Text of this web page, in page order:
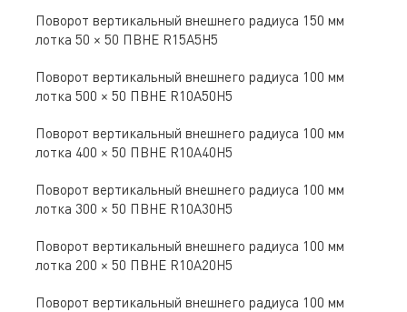
Поворот вертикальный внешнего радиуса 150 мм
лотка 50 × 50 ПВНЕ R15A5H5
Поворот вертикальный внешнего радиуса 100 мм
лотка 500 × 50 ПВНЕ R10A50H5
Поворот вертикальный внешнего радиуса 100 мм
лотка 400 × 50 ПВНЕ R10A40H5
Поворот вертикальный внешнего радиуса 100 мм
лотка 300 × 50 ПВНЕ R10A30H5
Поворот вертикальный внешнего радиуса 100 мм
лотка 200 × 50 ПВНЕ R10A20H5
Поворот вертикальный внешнего радиуса 100 мм